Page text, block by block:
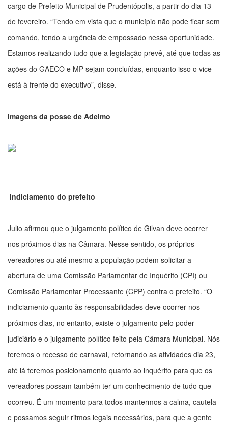
cargo de Prefeito Municipal de Prudentópolis, a partir do dia 13
de fevereiro. “Tendo em vista que o município não pode ficar sem
comando, tendo a urgência de empossado nessa oportunidade.
Estamos realizando tudo que a legislação prevê, até que todas as
ações do GAECO e MP sejam concluídas, enquanto isso o vice
está à frente do executivo”, disse.
Imagens da posse de Adelmo
Indiciamento do prefeito
Julio afirmou que o julgamento político de Gilvan deve ocorrer
nos próximos dias na Câmara. Nesse sentido, os próprios
vereadores ou até mesmo a população podem solicitar a
abertura de uma Comissão Parlamentar de Inquérito (CPI) ou
Comissão Parlamentar Processante (CPP) contra o prefeito. “O
indiciamento quanto às responsabilidades deve ocorrer nos
próximos dias, no entanto, existe o julgamento pelo poder
judiciário e o julgamento político feito pela Câmara Municipal. Nós
teremos o recesso de carnaval, retornando as atividades dia 23,
até lá teremos posicionamento quanto ao inquérito para que os
vereadores possam também ter um conhecimento de tudo que
ocorreu. É um momento para todos mantermos a calma, cautela
e possamos seguir ritmos legais necessários, para que a gente